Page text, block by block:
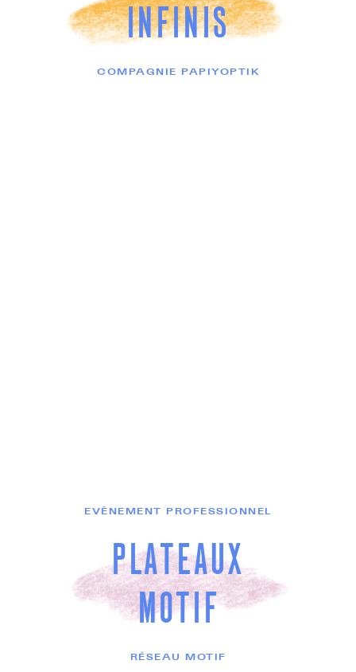
INFINIS
COMPAGNIE PAPIYOPTIK
EVÈNEMENT PROFESSIONNEL
PLATEAUX
MOTIF
RÉSEAU MOTIF